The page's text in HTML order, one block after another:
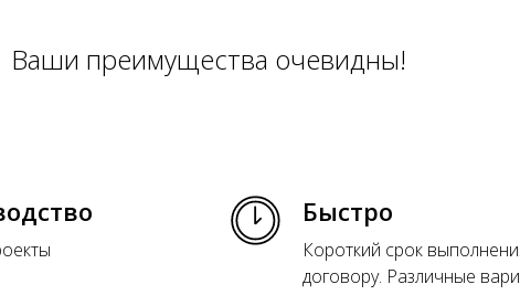
Ваши преимущества очевидны!
Быстро
Короткий срок
договору. Различные